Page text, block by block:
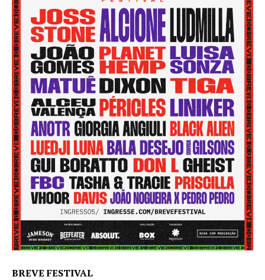
BREVE FESTIVAL